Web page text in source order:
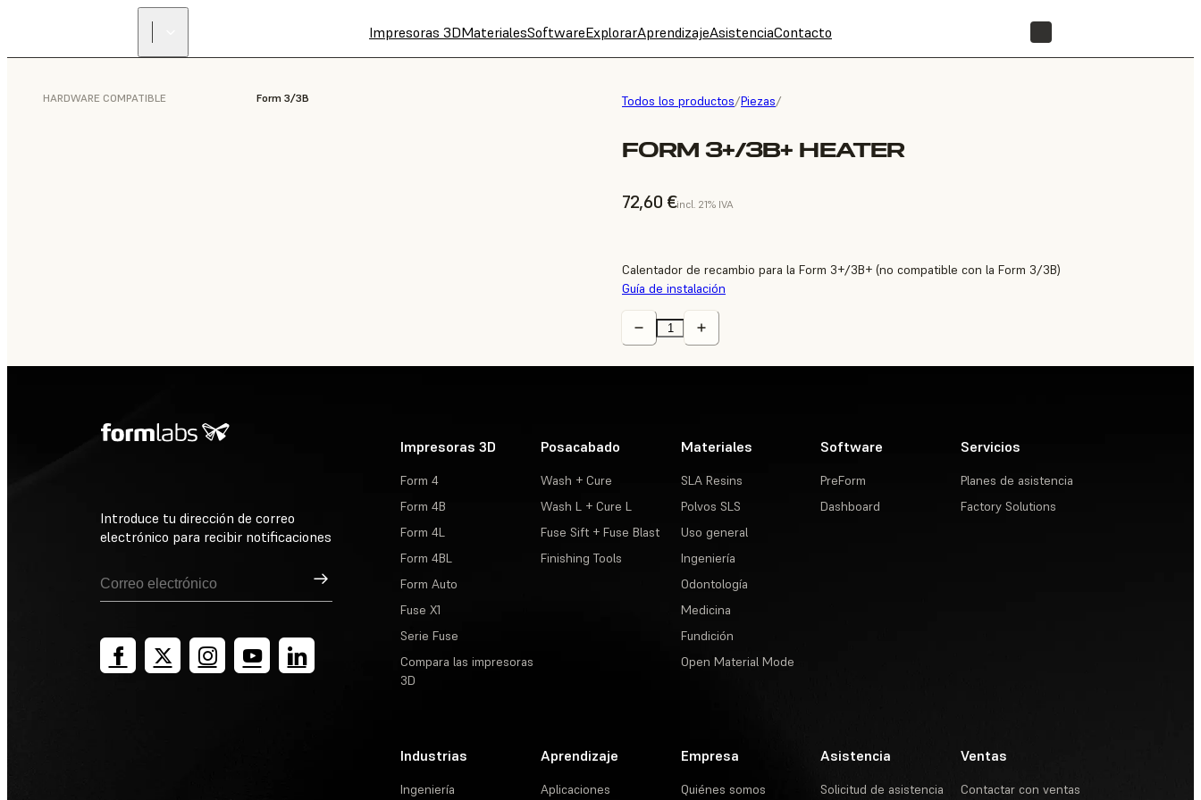
Impresoras 3DMaterialesSoftwareExplorarAprendizajeAsistenciaContacto
Todos los productos/Piezas/
FORM 3+/3B+ HEATER
72,60 €incl. 21% IVA
HARDWARE COMPATIBLE Form 3/3B
Calentador de recambio para la Form 3+/3B+ (no compatible con la Form 3/3B)
Guía de instalación
Introduce tu dirección de correo
electrónico para recibir notificaciones
Suscribirse
Impresoras 3D
Form 4
Form 4B
Form 4L
Form 4BL
Form Auto
Fuse X1
Serie Fuse
Compara las impresoras
3D
Posacabado
Wash + Cure
Wash L + Cure L
Fuse Sift + Fuse Blast
Finishing Tools
Materiales
SLA Resins
Polvos SLS
Uso general
Ingeniería
Odontología
Medicina
Fundición
Open Material Mode
Software
PreForm
Dashboard
Servicios
Planes de asistencia
Factory Solutions
Industrias
Ingeniería
Aprendizaje
Aplicaciones
Empresa
Quiénes somos
Asistencia
Solicitud de asistencia
Ventas
Contactar con ventas